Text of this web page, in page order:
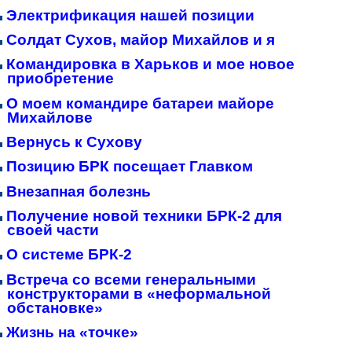
Электрификация нашей позиции
Солдат Сухов, майор Михайлов и я
Командировка в Харьков и мое новое
приобретение
О моем командире батареи майоре
Михайлове
Вернусь к Сухову
Позицию БРК посещает Главком
Внезапная болезнь
Получение новой техники БРК-2 для
своей части
О системе БРК-2
Встреча со всеми генеральными
конструкторами в «неформальной
обстановке»
Жизнь на «точке»